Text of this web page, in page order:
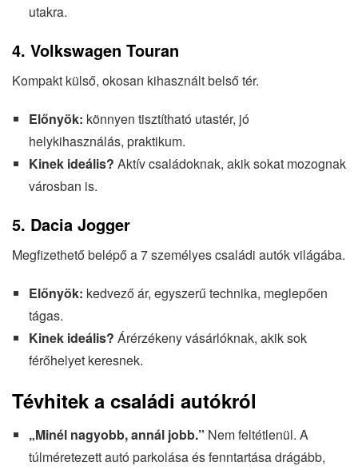
utakra.
4. Volkswagen Touran
Kompakt külső, okosan kihasznált belső tér.
Előnyök: könnyen tisztítható utastér, jó
helykihasználás, praktikum.
Kinek ideális? Aktív családoknak, akik sokat mozognak
városban is.
5. Dacia Jogger
Megfizethető belépő a 7 személyes családi autók világába.
Előnyök: kedvező ár, egyszerű technika, meglepően
tágas.
Kinek ideális? Árérzékeny vásárlóknak, akik sok
férőhelyet keresnek.
Tévhitek a családi autókról
„Minél nagyobb, annál jobb.” Nem feltétlenül. A
túlméretezett autó parkolása és fenntartása drágább,